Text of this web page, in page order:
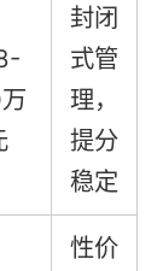
封闭
式管
理，
提分
稳定
性价